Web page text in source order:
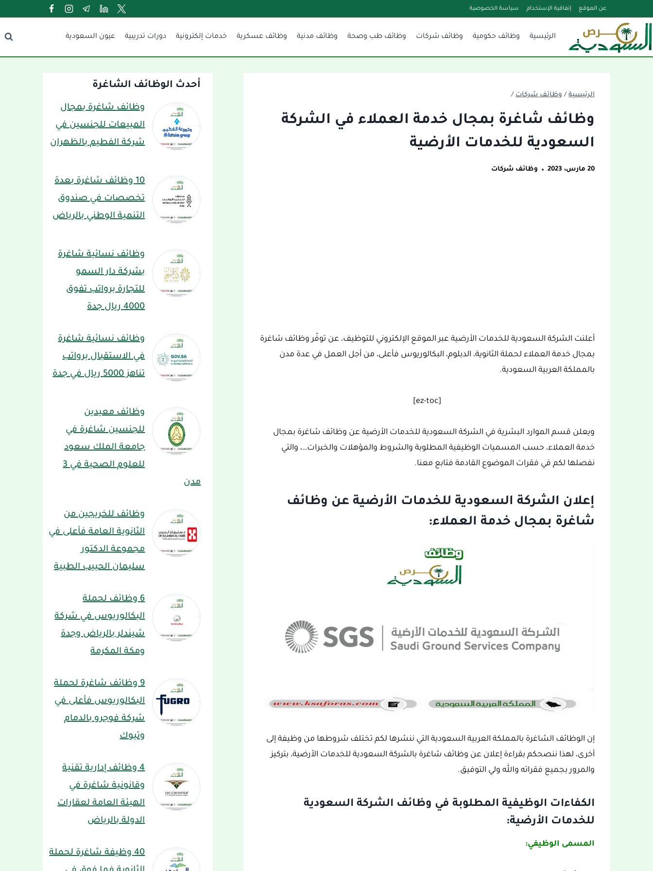
إلى
المحتوى
عن الموقع إتفاقية الإستخدام سياسة الخصوصية
الرئيسية وظائف حكومية وظائف شركات وظائف طب وصحة وظائف مدنية وظائف عسكرية خدمات إلكترونية دورات تدريبية عيون السعودية
الرئيسية / وظائف شركات /
وظائف شاغرة بمجال خدمة العملاء في الشركة
السعودية للخدمات الأرضية
20 مارس، 2023 وظائف شركات
أعلنت الشركة السعودية للخدمات الأرضية عبر الموقع الإلكتروني للتوظيف، عن توفّر وظائف شاغرة
بمجال خدمة العملاء لحملة الثانوية، الدبلوم، البكالوريوس فأعلى، من أجل العمل في عدة مدن
بالمملكة العربية السعودية.
[ez-toc]
ويعلن قسم الموارد البشرية في الشركة السعودية للخدمات الأرضية عن وظائف شاغرة بمجال
خدمة العملاء، حسب المسميات الوظيفية المطلوبة والشروط والمؤهلات والخبرات…، والتي
نفصلها لكم في فقرات الموضوع القادمة فتابع معنا.
إعلان الشركة السعودية للخدمات الأرضية عن وظائف
شاغرة بمجال خدمة العملاء:
إن الوظائف الشاغرة بالمملكة العربية السعودية التي ننشرها لكم تختلف شروطها من وظيفة إلى
أخرى، لهذا ننصحكم بقراءة إعلان عن وظائف شاغرة بالشركة السعودية للخدمات الأرضية، بتركيز
والمرور بجميع فقراته والله ولي التوفيق.
الكفاءات الوظيفية المطلوبة في وظائف الشركة السعودية
للخدمات الأرضية:
المسمى الوظيفي:
أحدث الوظائف الشاغرة
وظائف شاغرة بمجال
المبيعات للجنسين في
شركة الفطيم بالظهران
10 وظائف شاغرة بعدة
تخصصات في صندوق
التنمية الوطني بالرياض
وظائف نسائية شاغرة
بشركة دار السمو
للتجارة برواتب تفوق
4000 ريال جدة
وظائف نسائية شاغرة
في الاستقبال برواتب
تناهز 5000 ريال في جدة
وظائف معيدين
للجنسين شاغرة في
جامعة الملك سعود
للعلوم الصحية في 3
مدن
وظائف للخريجين من
الثانوية العامة فأعلى في
مجموعة الدكتور
سليمان الحبيب الطبية
6 وظائف لحملة
البكالوريوس في شركة
شيندلر بالرياض وجدة
ومكة المكرمة
9 وظائف شاغرة لحملة
البكالوريوس فأعلى في
شركة فوجرو بالدمام
وتبوك
4 وظائف إدارية تقنية
وقانونية شاغرة في
الهيئة العامة لعقارات
الدولة بالرياض
40 وظيفة شاغرة لحملة